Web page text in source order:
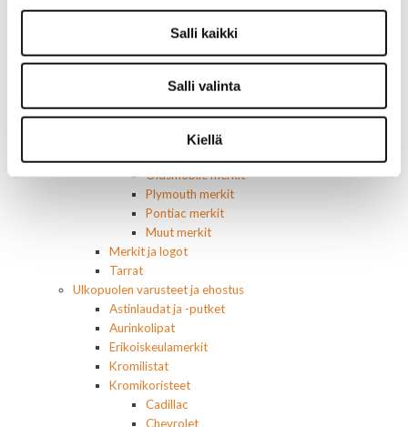
Salli kaikki
Salli valinta
Kiellä
Cadillac merkit
Chevrolet merkit
Chrysler merkit
Ford merkit
Lincoln merkit
Oldsmobile merkit
Plymouth merkit
Pontiac merkit
Muut merkit
Merkit ja logot
Tarrat
Ulkopuolen varusteet ja ehostus
Astinlaudat ja -putket
Aurinkolipat
Erikoiskeulamerkit
Kromilistat
Kromikoristeet
Cadillac
Chevrolet